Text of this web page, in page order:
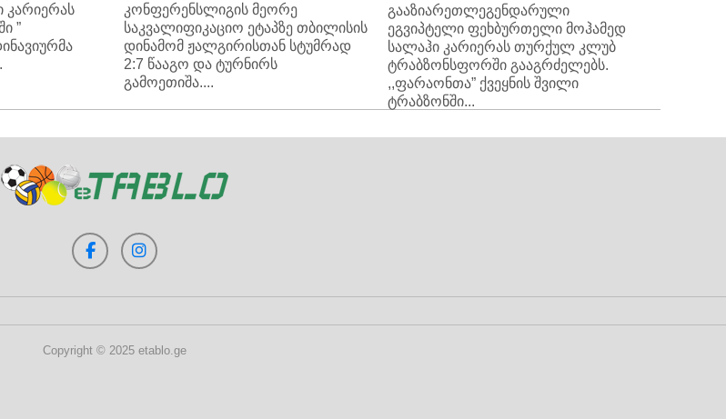
კარიერას
”
კონფერენსლიგის მეორე
საკვალიფიკაციო ეტაპზე თბილისის
დინამომ ჟალგირისთან სტუმრად
2:7 წააგო და ტურნირს
გამოეთიშა....
გააზიარეთლეგენდარული
ეგვიპტელი ფეხბურთელი მოჰამედ
სალაჰი კარიერას თურქულ კლუბ
ტრაბზონსფორში გააგრძელებს.
,,ფარაონთა” ქვეყნის შვილი
ტრაბზონში...
Copyright © 2025 etablo.ge